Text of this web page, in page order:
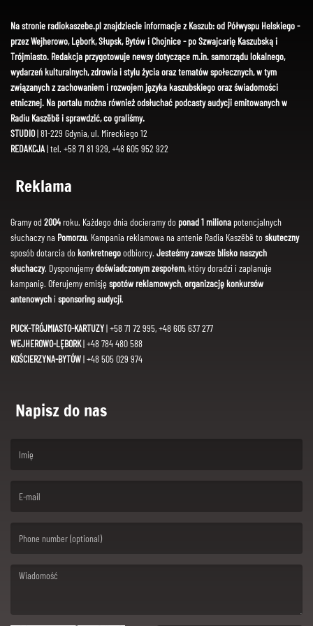
Na stronie radiokaszebe.pl znajdziecie informacje z Kaszub: od Półwyspu Helskiego -
przez Wejherowo, Lębork, Słupsk, Bytów i Chojnice - po Szwajcarię Kaszubską i
Trójmiasto. Redakcja przygotowuje newsy dotyczące m.in. samorządu lokalnego,
wydarzeń kulturalnych, zdrowia i stylu życia oraz tematów społecznych, w tym
związanych z zachowaniem i rozwojem języka kaszubskiego oraz świadomości
etnicznej. Na portalu można również odsłuchać podcasty audycji emitowanych w
Radiu Kaszëbë i sprawdzić, co graliśmy.
STUDIO| 81-229 Gdynia, ul. Mireckiego 12
REDAKCJA| tel. +58 71 81 929, +48 605 952 922
Reklama
Gramy od 2004roku. Każdego dnia docieramy do ponad 1 miliona potencjalnych
słuchaczy na Pomorzu. Kampania reklamowa na antenie Radia Kaszëbë toskuteczny
sposób dotarcia dokonkretnegoodbiorcy. Jesteśmy zawsze blisko naszych
słuchaczy. Dysponujemydoświadczonym zespołem, który doradzi i zaplanuje
kampanię. Oferujemy emisję spotów reklamowych,organizację konkursów
antenowychi sponsoring audycji.
PUCK-TRÓJMIASTO-KARTUZY| +58 71 72 995, +48 605 637 277
WEJHEROWO-LĘBORK| +48 784 480 588
KOŚCIERZYNA-BYTÓW| +48 505 029 974
Napisz do nas